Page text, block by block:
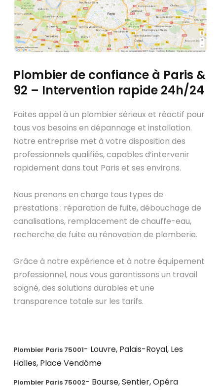
Plombier de confiance à Paris &
92 – Intervention rapide 24h/24
Faites appel à un plombier sérieux et réactif pour
tous vos besoins en dépannage et installation.
Notre entreprise met à votre disposition des
professionnels qualifiés, capables d’intervenir
rapidement dans tout Paris et ses environs.
Nous prenons en charge tous types de
prestations : réparation de fuite, débouchage de
canalisations, remplacement de chauffe-eau,
recherche de fuite ou rénovation de plomberie.
Grâce à notre expérience et à notre équipement
professionnel, nous vous garantissons un travail
soigné, des solutions durables et une
transparence totale sur les tarifs.
Plombier Paris 75001- Louvre, Palais-Royal, Les
Halles, Place Vendôme
Plombier Paris 75002- Bourse, Sentier, Opéra